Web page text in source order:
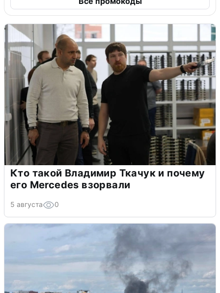
Кто такой Владимир Ткачук и почему
его Mercedes взорвали
5 августа 0